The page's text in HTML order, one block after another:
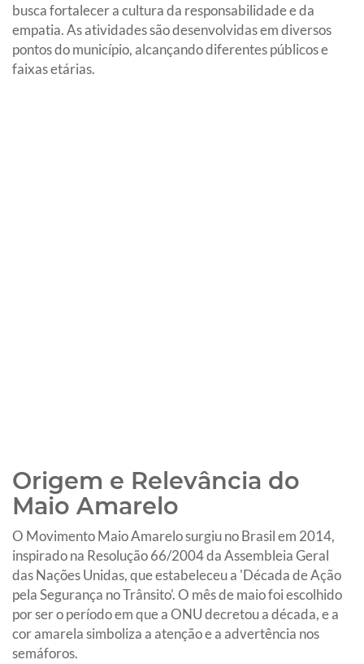
busca fortalecer a cultura da responsabilidade e da
empatia. As atividades são desenvolvidas em diversos
pontos do município, alcançando diferentes públicos e
faixas etárias.
Origem e Relevância do
Maio Amarelo
O Movimento Maio Amarelo surgiu no Brasil em 2014,
inspirado na Resolução 66/2004 da Assembleia Geral
das Nações Unidas, que estabeleceu a 'Década de Ação
pela Segurança no Trânsito'. O mês de maio foi escolhido
por ser o período em que a ONU decretou a década, e a
cor amarela simboliza a atenção e a advertência nos
semáforos.